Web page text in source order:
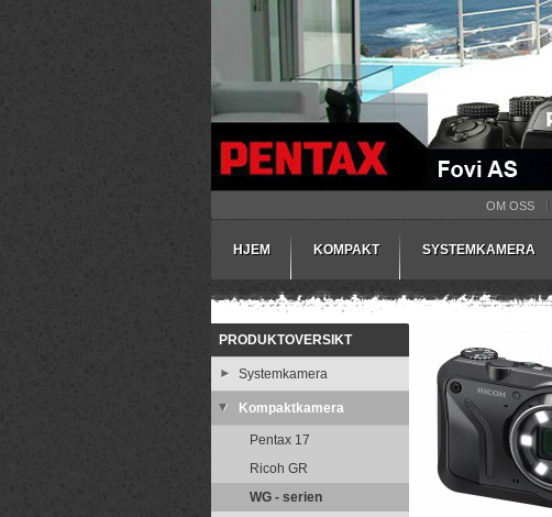
OM OSS
HJEM KOMPAKT SYSTEMKAMERA
PRODUKTOVERSIKT
Systemkamera
Kompaktkamera
Pentax 17
Ricoh GR
WG - serien